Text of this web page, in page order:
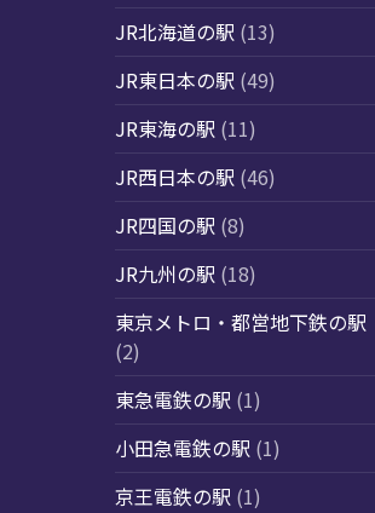
JR北海道の駅 (13)
JR東日本の駅 (49)
JR東海の駅 (11)
JR西日本の駅 (46)
JR四国の駅 (8)
JR九州の駅 (18)
東京メトロ・都営地下鉄の駅
(2)
東急電鉄の駅 (1)
小田急電鉄の駅 (1)
京王電鉄の駅 (1)